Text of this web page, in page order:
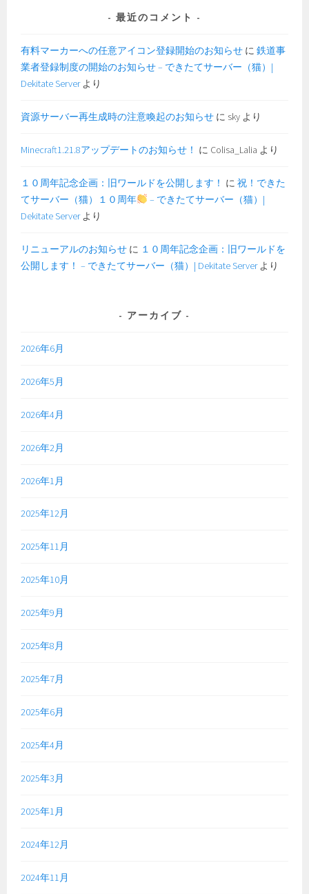
最近のコメント
有料マーカーへの任意アイコン登録開始のお知らせ に鉄道事
業者登録制度の開始のお知らせ – できたてサーバー（猫）|
Dekitate Serverより
資源サーバー再生成時の注意喚起のお知らせ に sky より
Minecraft1.21.8アップデートのお知らせ！ に Colisa_Lalia より
１０周年記念企画：旧ワールドを公開します！ に祝！できた
てサーバー（猫）１０周年
– できたてサーバー（猫）|
Dekitate Serverより
リニューアルのお知らせ に １０周年記念企画：旧ワールドを
公開します！ – できたてサーバー（猫）| Dekitate Serverより
アーカイブ
2026年6月
2026年5月
2026年4月
2026年2月
2026年1月
2025年12月
2025年11月
2025年10月
2025年9月
2025年8月
2025年7月
2025年6月
2025年4月
2025年3月
2025年1月
2024年12月
2024年11月